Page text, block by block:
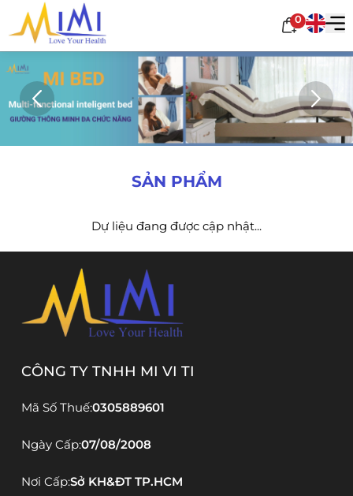
0
SẢN PHẨM
Dự liệu đang được cập nhật...
CÔNG TY TNHH MI VI TI
Mã Số Thuế:0305889601
Ngày Cấp:07/08/2008
Nơi Cấp:Sở KH&ĐT TP.HCM